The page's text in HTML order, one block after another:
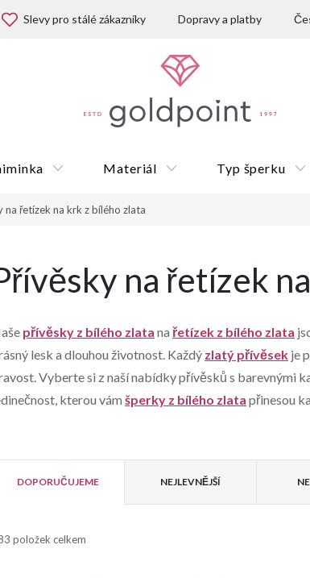
Slevy pro stálé zákazníky Dopravy a platby
Materiál Typ šperku
Dárkové poukazy
na řetízek na krk z bílého zlata
na řetízek
přívěsky z bílého zlata na řetízek z bílého zlata
lesk a dlouhou životnost. Každý zlatý přívěsek je
Vyberte si z naší nabídky přívěsků s barevnými
kterou vám šperky z bílého zlata přinesou
DOPORUČUJEME NEJLEVNĚJŠÍ
položek celkem